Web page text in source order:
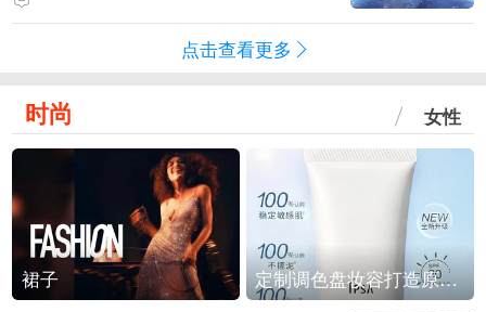
点击查看更多
时尚 女性
裙子 定制调色盘妆容打造原生之美